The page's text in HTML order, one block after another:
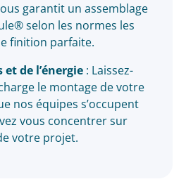
garantit un assemblage
selon les normes les
finition parfaite.
de l’énergie: Laissez-
le montage de votre
nos équipes s’occupent
vous concentrer sur
votre projet.